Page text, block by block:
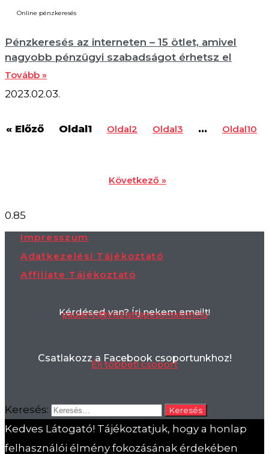
Online pénzkeresés
Pénzkeresés az interneten – 15 ötlet, amivel
nagyobb pénzügyi szabadságot érhetsz el
Tovább »
2023.02.03.
« Előző Oldal1 Oldal2 Oldal3 … Oldal10
Következő »
Impresszum
Adatkezelési Tájékoztató
Affiliate Tájékoztató
Kérdésed van? Írj nekem emailt!
paulanyi@viszlattaposomalom.hu
Csatlakozz a Facebook csoportunkhoz!
Élj többet! csoport
Keresés:
Kedves Látogató! Tájékoztatjuk, hogy a honlap
felhasználói élmény fokozásának érdekében